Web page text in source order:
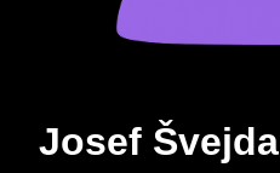
Josef Švejda